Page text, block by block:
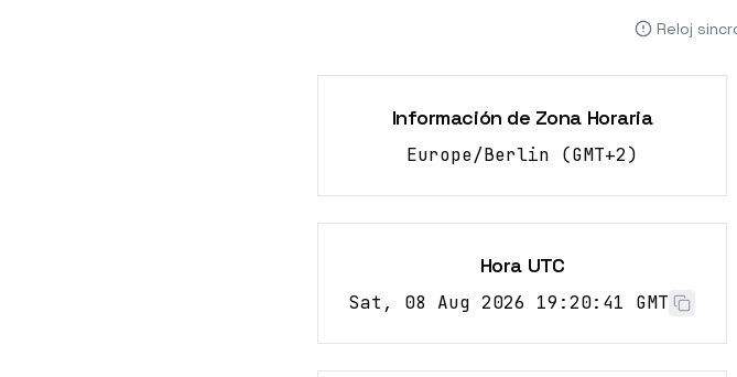
Reloj
Información de Zona Horaria
Europe/Berlin (GMT+2)
Hora UTC
Sat, 08 Aug 2026 19:20:42 GMT